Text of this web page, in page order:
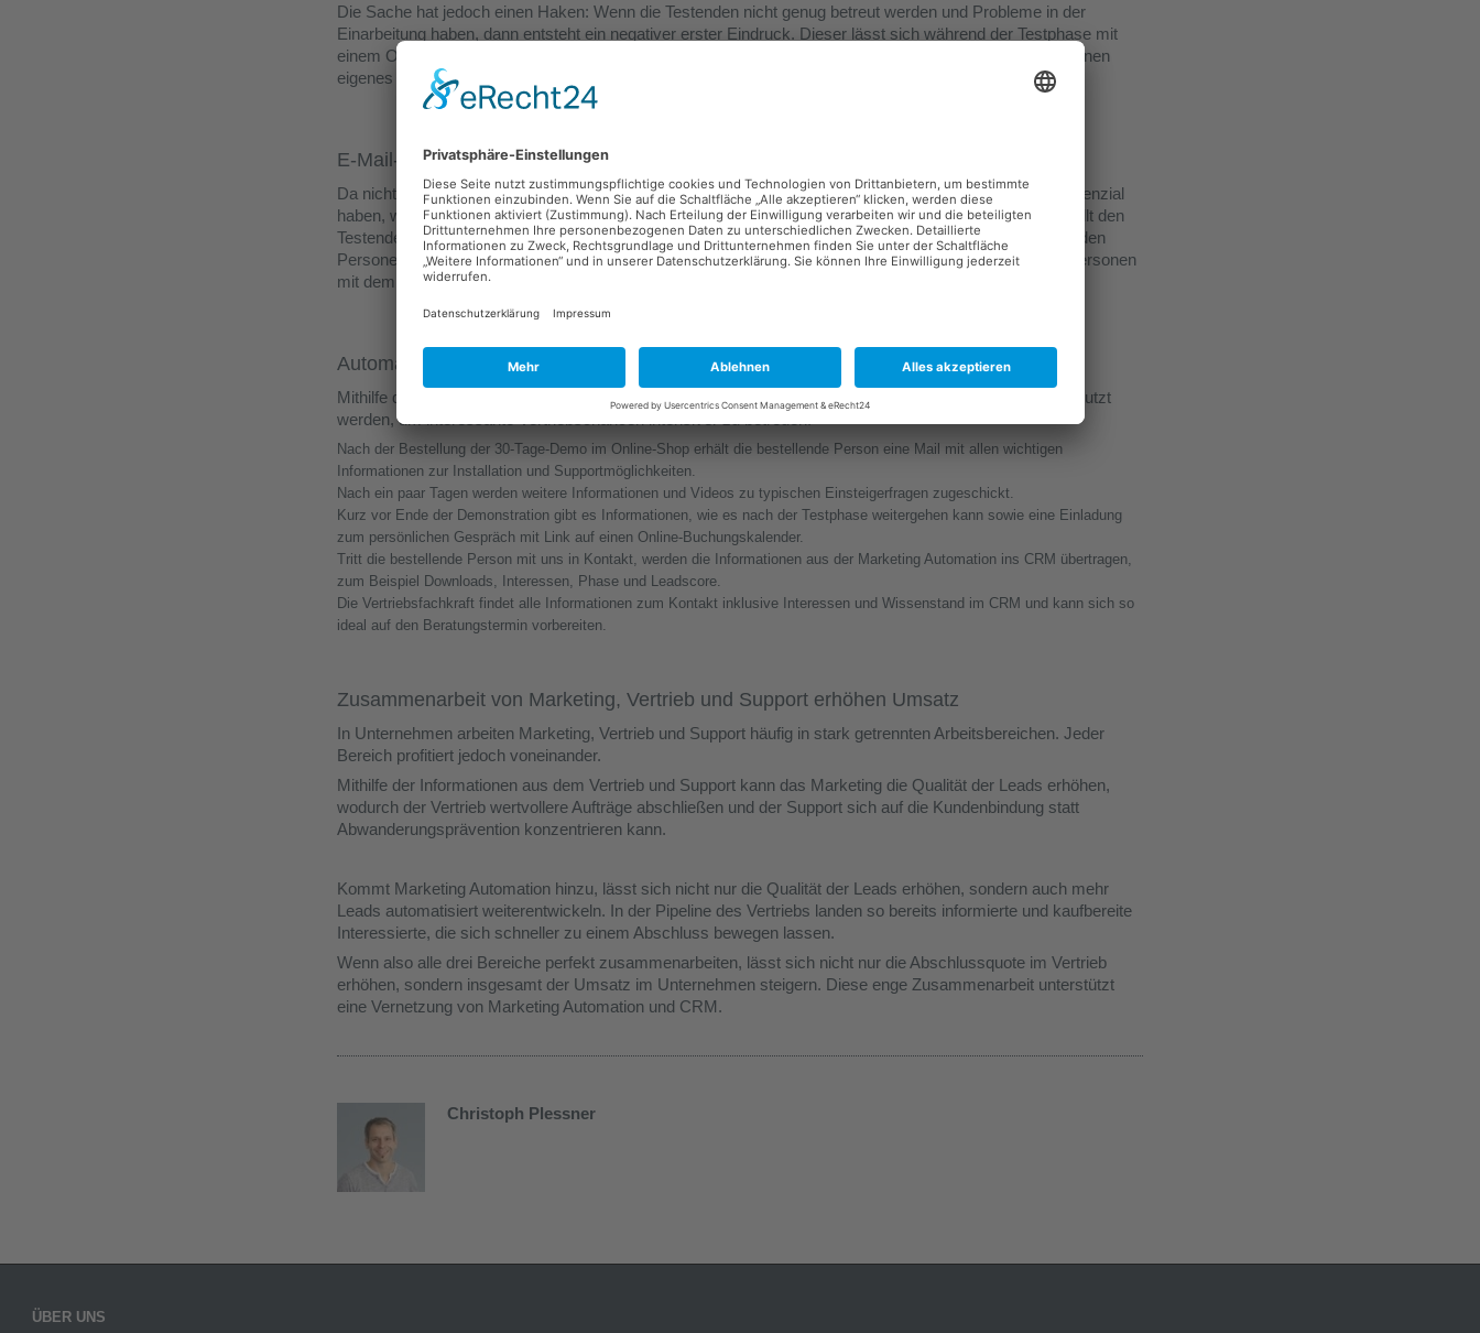
Die Sache hat jedoch einen Haken: Wenn die Testenden nicht genug betreut werden und Probleme in der
Einarbeitung haben, dann entsteht ein negativer erster Eindruck. Dieser lässt sich während der Testphase mit
einem OnBoarding vermeiden. Mit dessen Hilfe werden die Testenden in die Software eingeführt und können
eigenes Wissen entwickeln.
E-Mail-Kampagne automatisiert Service
Da nicht jede einzelne Person persönlich betreut werden kann, sondern nur diejenigen, die ein hohes Potenzial
haben, wird mithilfe von Marketing-Automation eine automatische E-Mail-Kampagne generiert. Diese stellt den
Testenden alle Informationen bereit, um die Software erfolgreich proben zu können. Erst wenn die testenden
Personen einen ersten Blick in die Software geworfen haben und dieser positiv ausfällt, sollen sich die Personen
mit dem Vertrieb in Verbindung setzen.
Automatisierter OnBoarding-Prozess sorgt für 4-Mal mehr Zeit pro Lead
Mithilfe des nachfolgenden Prozesses konnten manuelle Schritte eingespart und die gewonnene Zeit genutzt
werden, um interessante Vertriebschancen intensiver zu betreuen:
Nach der Bestellung der 30-Tage-Demo im Online-Shop erhält die bestellende Person eine Mail mit allen wichtigen
Informationen zur Installation und Supportmöglichkeiten.
Nach ein paar Tagen werden weitere Informationen und Videos zu typischen Einsteigerfragen zugeschickt.
Kurz vor Ende der Demonstration gibt es Informationen, wie es nach der Testphase weitergehen kann sowie eine Einladung
zum persönlichen Gespräch mit Link auf einen Online-Buchungskalender.
Tritt die bestellende Person mit uns in Kontakt, werden die Informationen aus der Marketing Automation ins CRM übertragen,
zum Beispiel Downloads, Interessen, Phase und Leadscore.
Die Vertriebsfachkraft findet alle Informationen zum Kontakt inklusive Interessen und Wissenstand im CRM und kann sich so
ideal auf den Beratungstermin vorbereiten.
Zusammenarbeit von Marketing, Vertrieb und Support erhöhen Umsatz
In Unternehmen arbeiten Marketing, Vertrieb und Support häufig in stark getrennten Arbeitsbereichen. Jeder
Bereich profitiert jedoch voneinander.
Mithilfe der Informationen aus dem Vertrieb und Support kann das Marketing die Qualität der Leads erhöhen,
wodurch der Vertrieb wertvollere Aufträge abschließen und der Support sich auf die Kundenbindung statt
Abwanderungsprävention konzentrieren kann.
Kommt Marketing Automation hinzu, lässt sich nicht nur die Qualität der Leads erhöhen, sondern auch mehr
Leads automatisiert weiterentwickeln. In der Pipeline des Vertriebs landen so bereits informierte und kaufbereite
Interessierte, die sich schneller zu einem Abschluss bewegen lassen.
Wenn also alle drei Bereiche perfekt zusammenarbeiten, lässt sich nicht nur die Abschlussquote im Vertrieb
erhöhen, sondern insgesamt der Umsatz im Unternehmen steigern. Diese enge Zusammenarbeit unterstützt
eine Vernetzung von Marketing Automation und CRM.
Christoph Plessner
ÜBER UNS